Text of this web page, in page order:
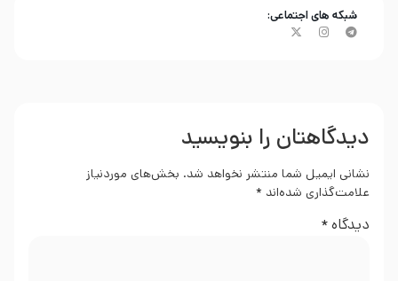
شبکه های اجتماعی:
دیدگاهتان را بنویسید
نشانی ایمیل شما منتشر نخواهد شد. بخش‌های موردنیاز
علامت‌گذاری شده‌اند *
دیدگاه*